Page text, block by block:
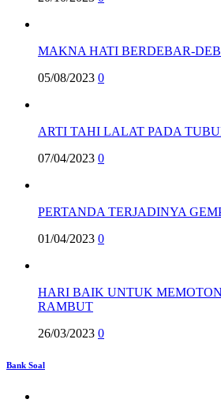
MAKNA HATI BERDEBAR-
05/08/2023 0
ARTI TAHI LALAT PADA
07/04/2023 0
PERTANDA TERJADINYA
01/04/2023 0
HARI BAIK UNTUK
RAMBUT
26/03/2023 0
Bank Soal